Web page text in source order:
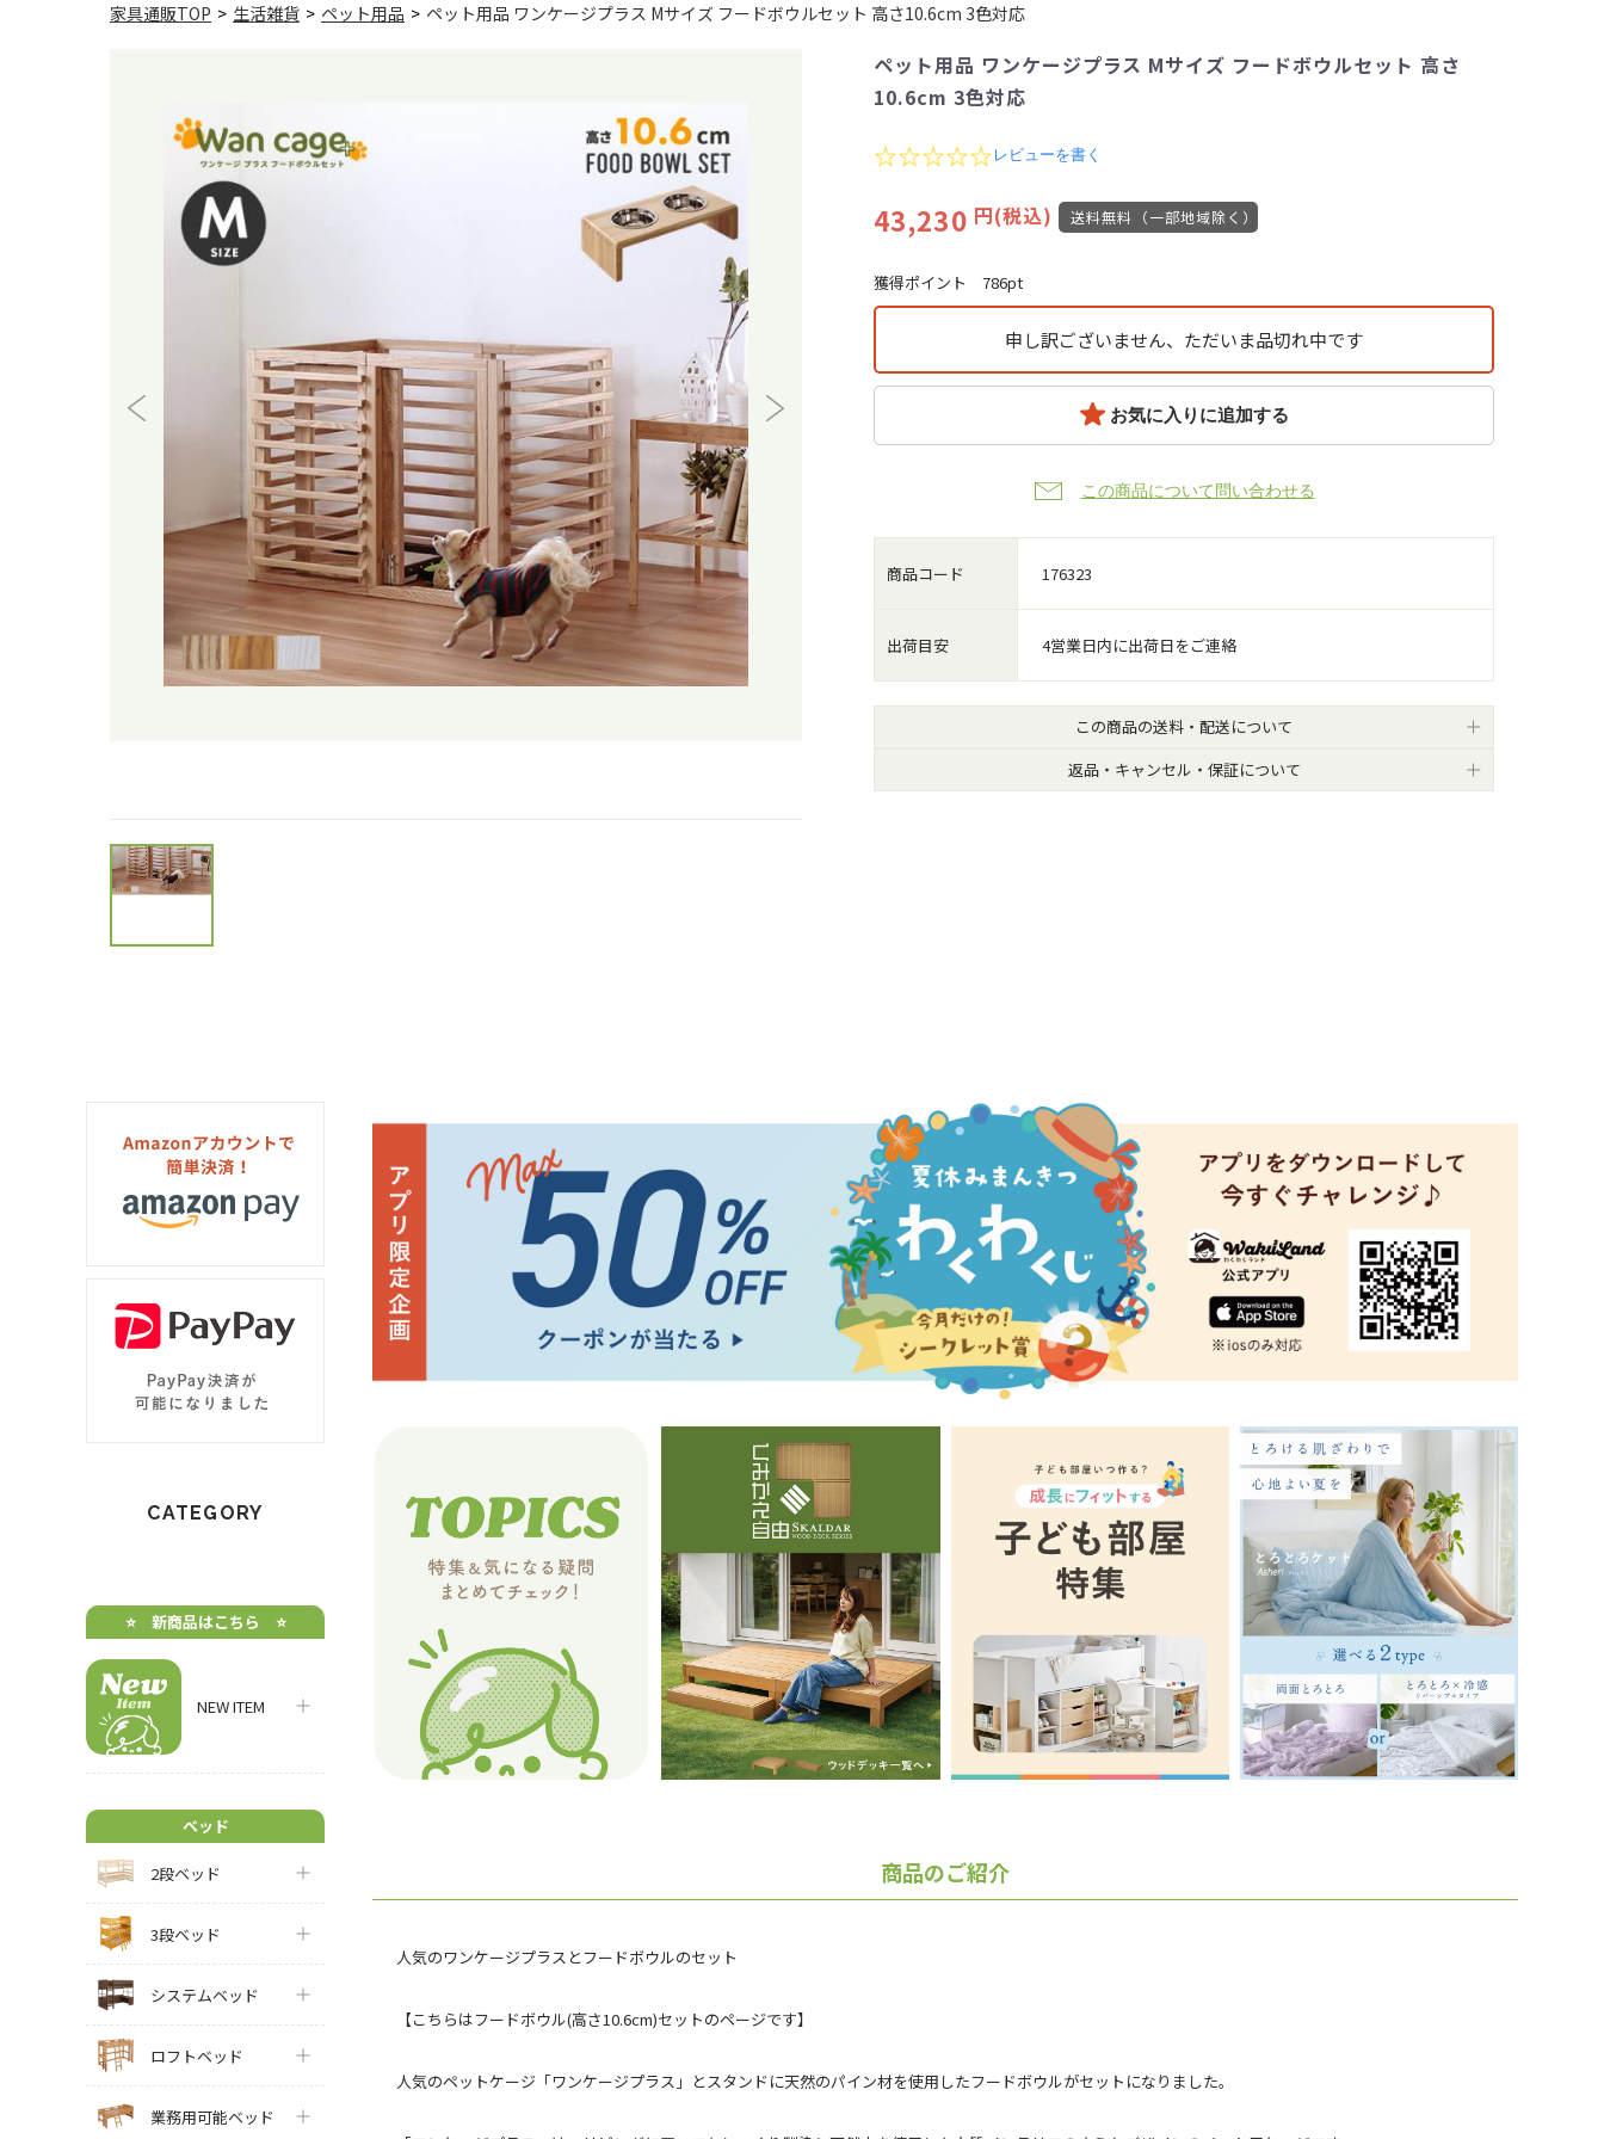
家具通販TOP > 生活雑貨 > ペット用品 > ペット用品 ワンケージプラス Mサイズ フードボウルセット 高さ10.6cm 3色対応
ペット用品 ワンケージプラス Mサイズ フードボウルセット 高さ
10.6cm 3色対応
0
s
t
r
r
a
n
レビューを書く
43,230 円(税込) 送料無料（一部地域除く）
獲得ポイント 786pt
申し訳ございません、ただいま品切れ中です
お気に入りに追加する
この商品について問い合わせる
商品コード 176323
出荷目安 4営業日内に出荷日をご連絡
この商品の送料・配送について
返品・キャンセル・保証について
CATEGORY
⭐️ 新商品はこちら ⭐️
NEW ITEM
ベッド
2段ベッド
3段ベッド
システムベッド
ロフトベッド
業務用可能ベッド
商品のご紹介
人気のワンケージプラスとフードボウルのセット
【こちらはフードボウル(高さ10.6cm)セットのページです】
人気のペットケージ「ワンケージプラス」とスタンドに天然のパイン材を使用したフードボウルがセットになりました。